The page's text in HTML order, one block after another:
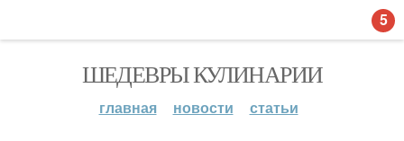
ШЕДЕВРЫ КУЛИНАРИИ
главная новости статьи
5